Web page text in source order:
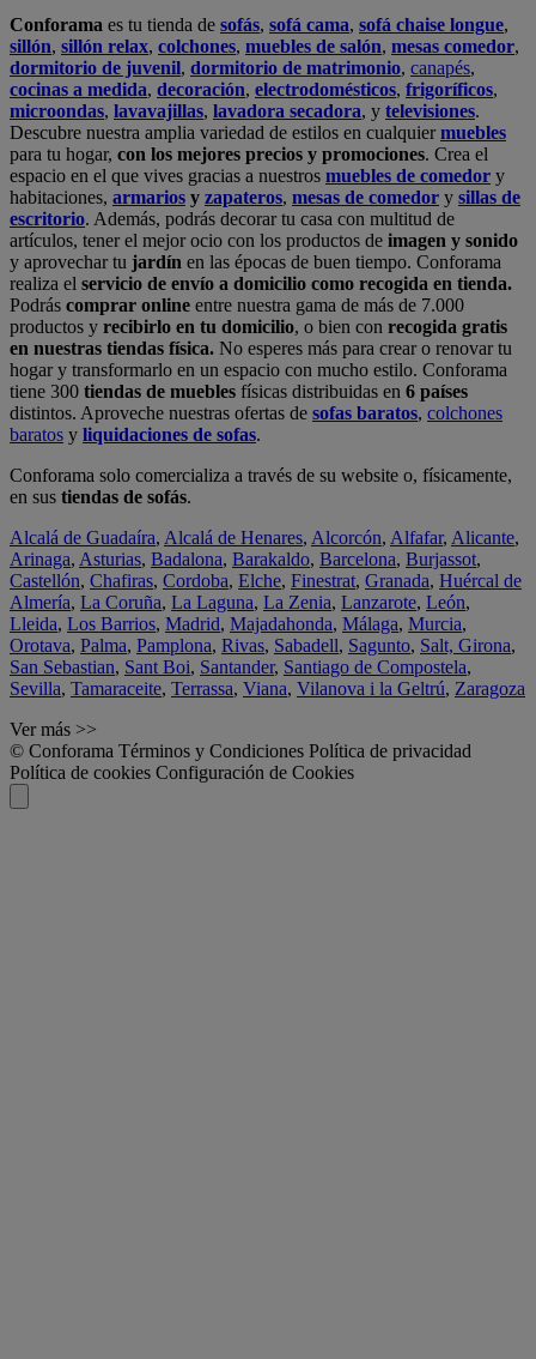
Conforama es tu tienda de sofás, sofá cama, sofá chaise longue,
sillón, sillón relax, colchones, muebles de salón, mesas comedor,
dormitorio de juvenil, dormitorio de matrimonio, canapés,
cocinas a medida, decoración, electrodomésticos, frigoríficos,
microondas, lavavajillas, lavadora secadora, y televisiones.
Descubre nuestra amplia variedad de estilos en cualquiermuebles
para tu hogar, con los mejores precios y promociones. Crea el
espacio en el que vives gracias a nuestros muebles de comedor y
habitaciones, armarios y zapateros, mesas de comedor y sillas de
escritorio. Además, podrás decorar tu casa con multitud de
artículos, tener el mejor ocio con los productos de imagen y sonido
y aprovechar tu jardín en las épocas de buen tiempo. Conforama
realiza el servicio de envío a domicilio como recogida en tienda.
Podrás comprar online entre nuestra gama de más de 7.000
productos y recibirlo en tu domicilio, o bien con recogida gratis
en nuestras tiendas física. No esperes más para crear o renovar tu
hogar y transformarlo en un espacio con mucho estilo. Conforama
tiene 300 tiendas de muebles físicas distribuidas en 6 países
distintos. Aproveche nuestras ofertas de sofas baratos, colchones
baratos y liquidaciones de sofas.
Conforama solo comercializa a través de su website o, físicamente,
en sus tiendas de sofás.
Alcalá de Guadaíra, Alcalá de Henares, Alcorcón, Alfafar, Alicante,
Arinaga, Asturias, Badalona, Barakaldo, Barcelona, Burjassot,
Castellón, Chafiras, Cordoba, Elche, Finestrat, Granada, Huércal de
Almería, La Coruña, La Laguna, La Zenia, Lanzarote, León,
Lleida, Los Barrios, Madrid, Majadahonda, Málaga, Murcia,
Orotava, Palma, Pamplona, Rivas, Sabadell, Sagunto, Salt, Girona,
San Sebastian, Sant Boi, Santander, Santiago de Compostela,
Sevilla, Tamaraceite, Terrassa, Viana, Vilanova i la Geltrú, Zaragoza
Ver más >>
© Conforama Términos y Condiciones Política de privacidad
Política de cookies Configuración de Cookies